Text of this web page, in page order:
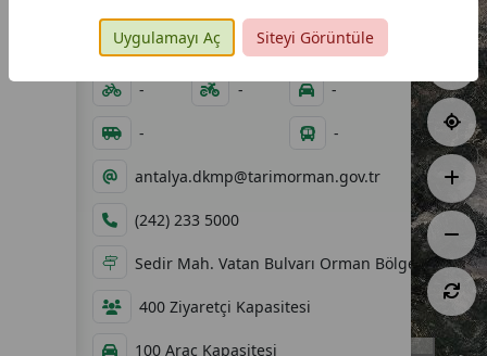
07:00 - 19:00 -
- - -
- -
antalya.dkmp@tarimorman.gov.tr
(242) 233 5000
Sedir Mah. Vatan Bulvarı Orman Bölge
400 Ziyaretçi Kapasitesi
100 Araç Kapasitesi
Uygulamayı Aç Siteyi Görüntüle